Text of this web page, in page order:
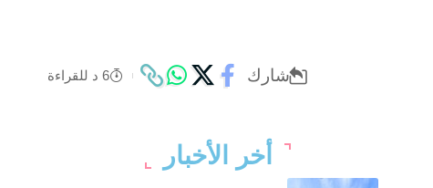
شارك 6 د للقراءة
أخر الأخبار